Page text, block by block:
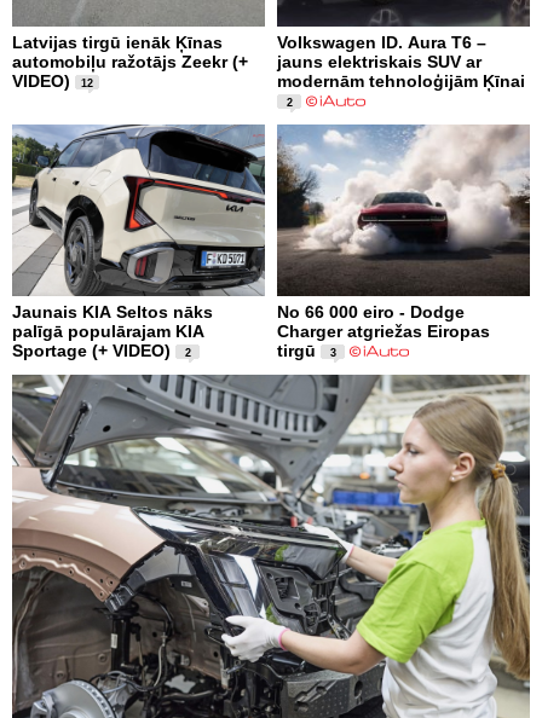
Latvijas tirgū ienāk Ķīnas
automobiļu ražotājs Zeekr (+
VIDEO)
12
Volkswagen ID. Aura T6 –
jauns elektriskais SUV ar
modernām tehnoloģijām Ķīnai
2
Jaunais KIA Seltos nāks
palīgā populārajam KIA
Sportage (+ VIDEO)
2
No 66 000 eiro - Dodge
Charger atgriežas Eiropas
tirgū
3